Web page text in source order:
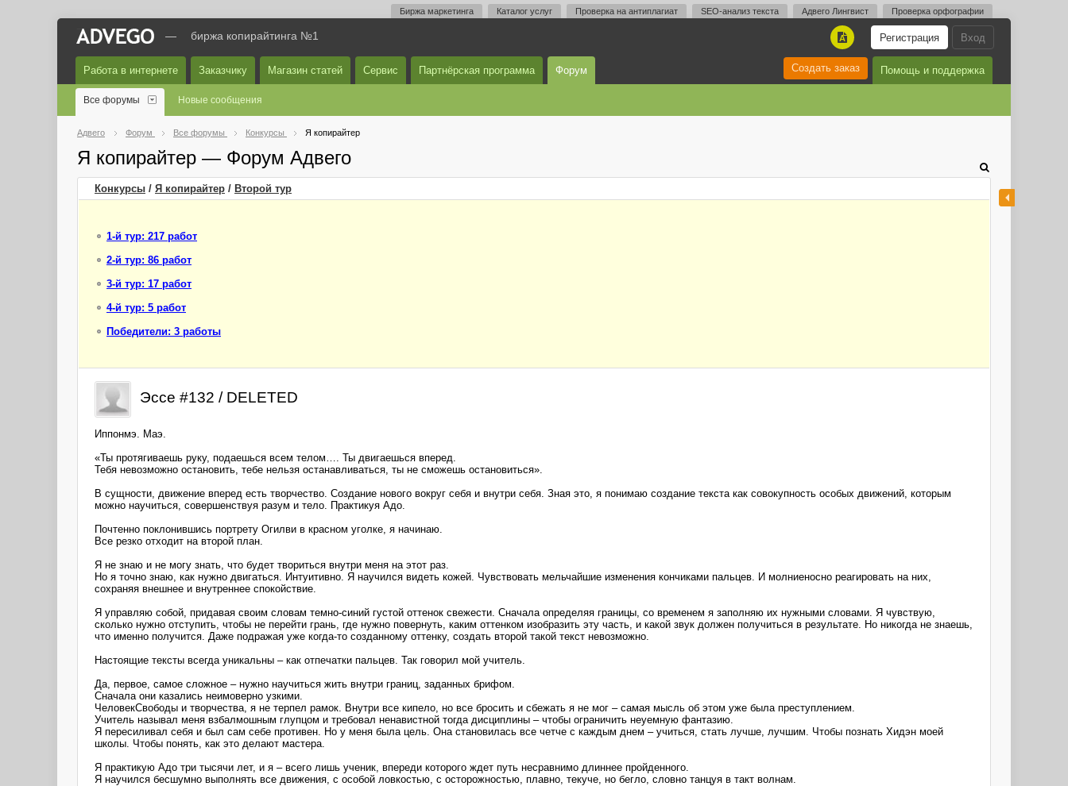
Биржа маркетинга Каталог услуг Проверка на антиплагиат SEO-анализ текста Адвего Лингвист Проверка орфографии
Вход
Регистрация
A
— биржа копирайтинга №1
Работа в интернете Заказчику Магазин статей Сервис Партнёрская программа Форум Помощь и поддержка
Создать заказ
Все форумы Новые сообщения
Адвего Форум Все форумы Конкурсы Я копирайтер
Я копирайтер — Форум Адвего
Конкурсы / Я копирайтер / Второй тур
1-й тур: 217 работ
2-й тур: 86 работ
3-й тур: 17 работ
4-й тур: 5 работ
Победители: 3 работы
Эссе #132 / DELETED
Иппонмэ. Маэ.
«Ты протягиваешь руку, подаешься всем телом…. Ты двигаешься вперед.
Тебя невозможно остановить, тебе нельзя останавливаться, ты не сможешь остановиться».
В сущности, движение вперед есть творчество. Создание нового вокруг себя и внутри себя. Зная это, я понимаю создание текста как совокупность особых движений, которым
можно научиться, совершенствуя разум и тело. Практикуя Адо.
Почтенно поклонившись портрету Огилви в красном уголке, я начинаю.
Все резко отходит на второй план.
Я не знаю и не могу знать, что будет твориться внутри меня на этот раз.
Но я точно знаю, как нужно двигаться. Интуитивно. Я научился видеть кожей. Чувствовать мельчайшие изменения кончиками пальцев. И молниеносно реагировать на них,
сохраняя внешнее и внутреннее спокойствие.
Я управляю собой, придавая своим словам темно-синий густой оттенок свежести. Сначала определяя границы, со временем я заполняю их нужными словами. Я чувствую,
сколько нужно отступить, чтобы не перейти грань, где нужно повернуть, каким оттенком изобразить эту часть, и какой звук должен получиться в результате. Но никогда не знаешь,
что именно получится. Даже подражая уже когда-то созданному оттенку, создать второй такой текст невозможно.
Настоящие тексты всегда уникальны – как отпечатки пальцев. Так говорил мой учитель.
Да, первое, самое сложное – нужно научиться жить внутри границ, заданных брифом.
Сначала они казались неимоверно узкими.
ЧеловекСвободы и творчества, я не терпел рамок. Внутри все кипело, но все бросить и сбежать я не мог – самая мысль об этом уже была преступлением.
Учитель называл меня взбалмошным глупцом и требовал ненавистной тогда дисциплины – чтобы ограничить неуемную фантазию.
Я пересиливал себя и был сам себе противен. Но у меня была цель. Она становилась все четче с каждым днем – учиться, стать лучше, лучшим. Чтобы познать Хидэн моей
школы. Чтобы понять, как это делают мастера.
Я практикую Адо три тысячи лет, и я – всего лишь ученик, впереди которого ждет путь несравнимо длиннее пройденного.
Я научился бесшумно выполнять все движения, с особой ловкостью, с осторожностью, плавно, текуче, но бегло, словно танцуя в такт волнам.